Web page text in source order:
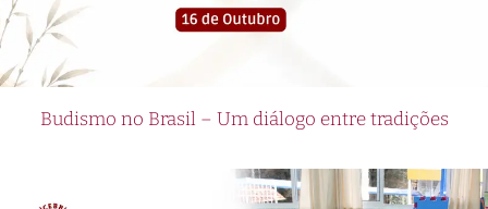
Budismo no Brasil – Um diálogo entre tradições